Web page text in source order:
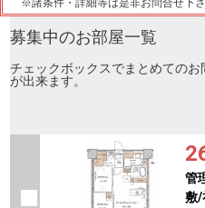
※諸条件・詳細等は是非お問合せ下さ
募集中のお部屋一覧
チェックボックスでまとめての
が出来ます。
管
敷/